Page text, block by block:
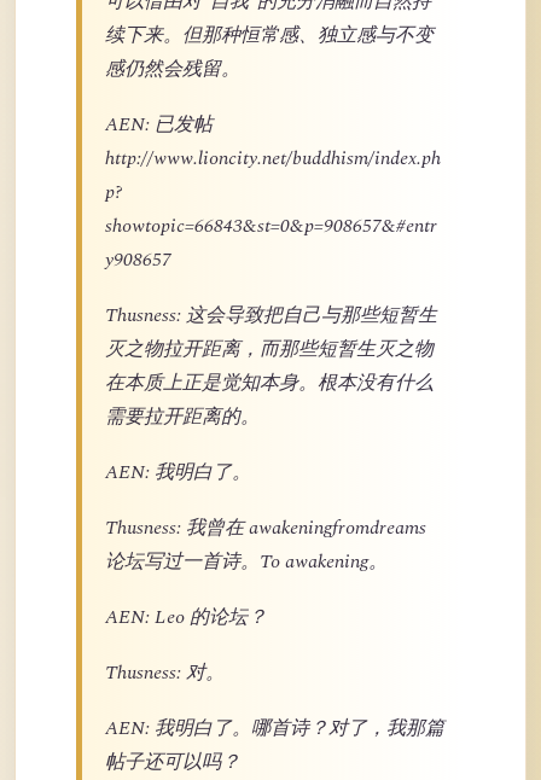
续下来。但那种恒常感、独立感与不变
感仍然会残留。
AEN: 已发帖
http://www.lioncity.net/buddhism/index.ph
p?
showtopic=66843&st=0&p=908657&#entr
y908657
Thusness: 这会导致把自己与那些短暂生
灭之物拉开距离，而那些短暂生灭之物
在本质上正是觉知本身。根本没有什么
需要拉开距离的。
AEN: 我明白了。
Thusness: 我曾在 awakeningfromdreams
论坛写过一首诗。To awakening。
AEN: Leo 的论坛？
Thusness: 对。
AEN: 我明白了。哪首诗？对了，我那篇
帖子还可以吗？